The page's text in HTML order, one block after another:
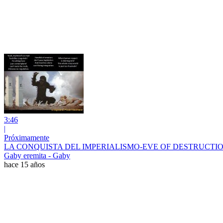
3:46
|
Próximamente
LA CONQUISTA DEL IMPERIALISMO-EVE OF
Gaby eremita - Gaby
hace 15 años